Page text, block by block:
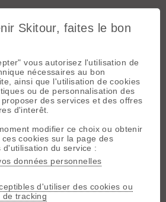
les sujets
coéquipiers(altori le
21 au 29/04 pour les 4000 mètres du
(altori le 17.01.2017 à 16:40)
Ou? 0686318699
semaine, cham, albertville
sortir ce jeudi sur cham et ce vendredi
ce mercredi sur règion albertville pas
Skitour, faites le bon
vous autorisez l'utilisation de
nécessaires au bon
ainsi que l'utilisation de cookies
ou de personnalisation des
des services et des offres
d'interêt.
modifier ce choix ou obtenir
cookies sur la page des
du service :
données personnelles
d'utiliser des cookies ou
tracking